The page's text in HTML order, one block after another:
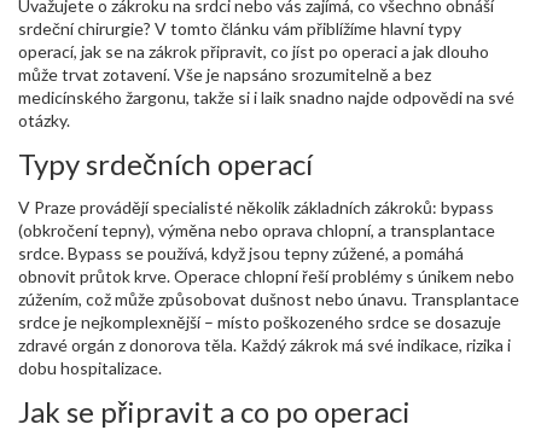
Uvažujete o zákroku na srdci nebo vás zajímá, co všechno obnáší
srdeční chirurgie? V tomto článku vám přiblížíme hlavní typy
operací, jak se na zákrok připravit, co jíst po operaci a jak dlouho
může trvat zotavení. Vše je napsáno srozumitelně a bez
medicínského žargonu, takže si i laik snadno najde odpovědi na své
otázky.
Typy srdečních operací
V Praze provádějí specialisté několik základních zákroků: bypass
(obkročení tepny), výměna nebo oprava chlopní, a transplantace
srdce. Bypass se používá, když jsou tepny zúžené, a pomáhá
obnovit průtok krve. Operace chlopní řeší problémy s únikem nebo
zúžením, což může způsobovat dušnost nebo únavu. Transplantace
srdce je nejkomplexnější – místo poškozeného srdce se dosazuje
zdravé orgán z donorova těla. Každý zákrok má své indikace, rizika i
dobu hospitalizace.
Jak se připravit a co po operaci